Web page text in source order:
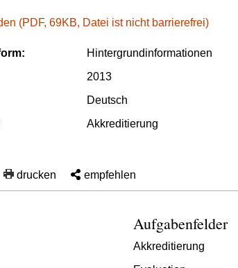
(PDF, 69KB, Datei ist nicht barrierefrei)
Hintergrundinformationen
2013
Deutsch
Akkreditierung
drucken empfehlen
Aufgabenfelder
Akkreditierung